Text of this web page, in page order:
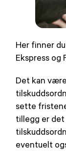
Her finner
Ekspress og
Det kan
sette
tillegg er det
eventuelt